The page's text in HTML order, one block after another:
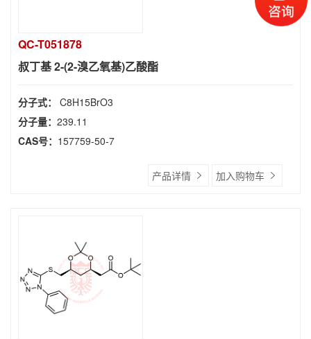
QC-T051878
叔丁基 2-(2-溴乙氧基)乙酸酯
分子式： C8H15BrO3
分子量： 239.11
CAS号： 157759-50-7
产品详情 加入购物车